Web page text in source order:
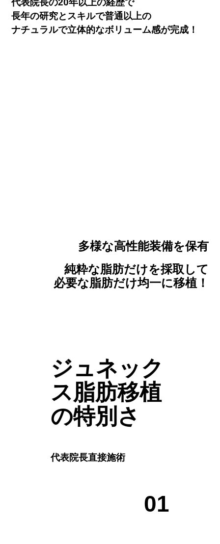
長年の研究とスキルで普通以上の
ナチュラルで立体的なボリューム感が完成！
多様な高性能装備を保有
純粋な脂肪だけを採取して
必要な脂肪だけ均一に移植！
ジュネ ック
ス脂肪移植
の特別 さ
代表院長直接施術
01